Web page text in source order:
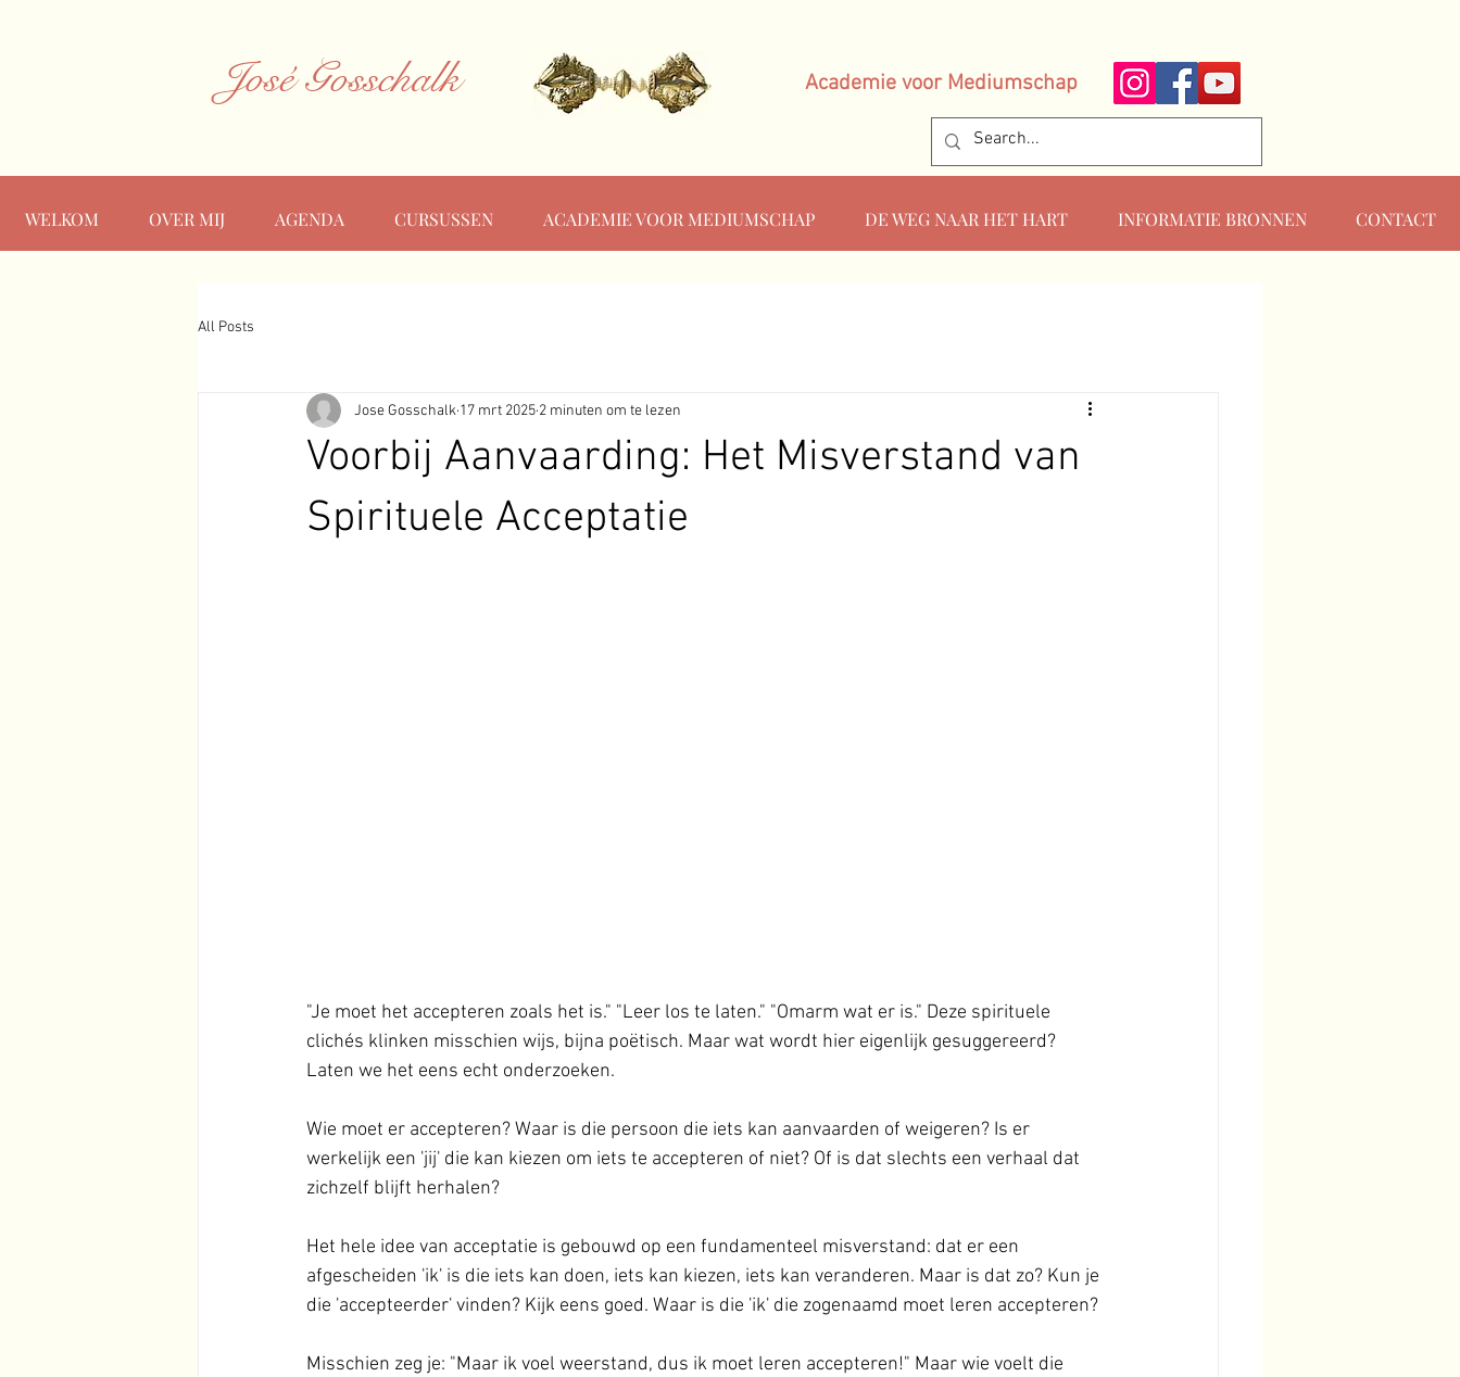
José Gosschalk Academie voor Mediumschap
WELKOM OVER MIJ AGENDA CURSUSSEN ACADEMIE VOOR MEDIUMSCHAP DE WEG NAAR HET HART INFORMATIE BRONNEN CONTACT
All Posts
Voorbij Aanvaarding: Het Misverstand van
Spirituele Acceptatie
Jose Gosschalk 17 mrt 2025 2 minuten om te lezen
"Je moet het accepteren zoals het is." "Leer los te laten." "Omarm wat er is." Deze spirituele
clichés klinken misschien wijs, bijna poëtisch. Maar wat wordt hier eigenlijk gesuggereerd?
Laten we het eens echt onderzoeken.
Wie moet er accepteren? Waar is die persoon die iets kan aanvaarden of weigeren? Is er
werkelijk een 'jij' die kan kiezen om iets te accepteren of niet? Of is dat slechts een verhaal dat
zichzelf blijft herhalen?
Het hele idee van acceptatie is gebouwd op een fundamenteel misverstand: dat er een
afgescheiden 'ik' is die iets kan doen, iets kan kiezen, iets kan veranderen. Maar is dat zo? Kun je
die 'accepteerder' vinden? Kijk eens goed. Waar is die 'ik' die zogenaamd moet leren accepteren?
Misschien zeg je: "Maar ik voel weerstand, dus ik moet leren accepteren!" Maar wie voelt die